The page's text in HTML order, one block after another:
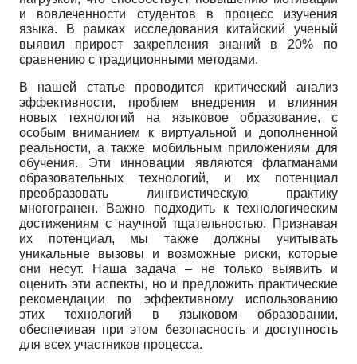
и вовлеченности студентов в процесс изучения
языка. В рамках исследования китайский ученый
выявил прирост закрепления знаний в 20% по
сравнению с традиционными методами.
В нашей статье проводится критический анализ
эффективности, проблем внедрения и влияния
новых технологий на языковое образование, с
особым вниманием к виртуальной и дополненной
реальности, а также мобильным приложениям для
обучения. Эти инновации являются флагманами
образовательных технологий, и их потенциал
преобразовать лингвистическую практику
многогранен. Важно подходить к технологическим
достижениям с научной тщательностью. Признавая
их потенциал, мы также должны учитывать
уникальные вызовы и возможные риски, которые
они несут. Наша задача – не только выявить и
оценить эти аспекты, но и предложить практические
рекомендации по эффективному использованию
этих технологий в языковом образовании,
обеспечивая при этом безопасность и доступность
для всех участников процесса.